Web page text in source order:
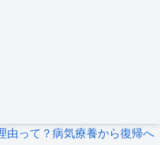
由って？病気療養から復帰へ